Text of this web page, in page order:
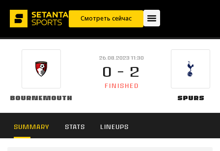
Смотреть сейчас
Bournemouth
26.08.2023 11:30
0 - 2
FINISHED
Spurs
SUMMARY STATS LINEUPS